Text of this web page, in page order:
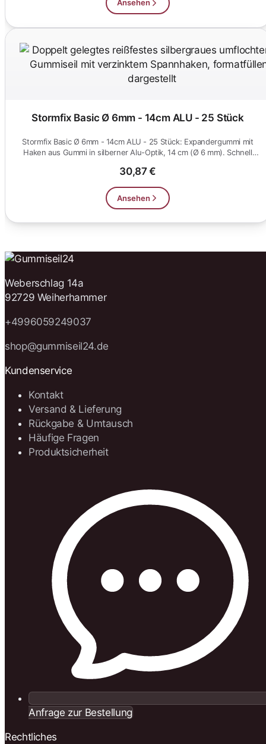
Ansehen
Stormfix Basic Ø 6mm - 14cm ALU - 25 Stück
Stormfix Basic Ø 6mm - 14cm ALU - 25 Stück: Expandergummi mit
Haken aus Gummi in silberner Alu-Optik, 14 cm (Ø 6 mm). Schnell
30,87 €
Ansehen
Weberschlag 14a
92729 Weiherhammer
+4996059249037
shop@gummiseil24.de
Kundenservice
Kontakt
Versand & Lieferung
Rückgabe & Umtausch
Häufige Fragen
Produktsicherheit
Anfrage zur Bestellung
Rechtliches